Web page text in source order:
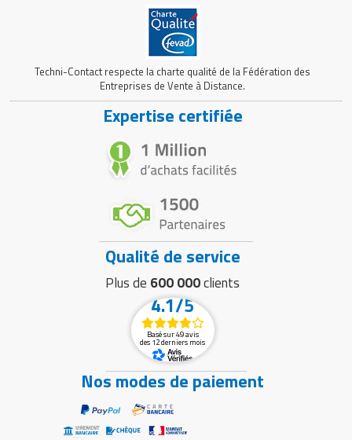
Techni-Contact respecte la charte qualité de la Fédération des
Entreprises de Vente à Distance.
Expertise certifiée
Qualité de service
Plus de 600 000clients
4.1/5
Basé sur 49 avis
des 12 derniers mois
Nos modes de paiement